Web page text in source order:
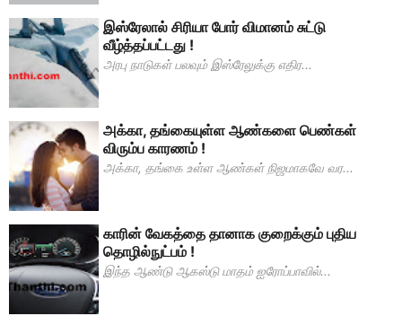
இஸ்ரேலால் சிரியா போர் விமானம் சுட்டு
வீழ்த்தப்பட்டது !
அரபு நாடுகள் பலவும் இஸ்ரேலுக்கு எதிர...
அக்கா, தங்கையுள்ள ஆண்களை பெண்கள்
விரும்ப காரணம் !
அக்கா, தங்கை உள்ள ஆண்கள் நிஜமாகவே வர...
காரின் வேகத்தை தானாக குறைக்கும் புதிய
தொழில்நுட்பம் !
இந்த ஆண்டு ஆகஸ்டு மாதம் ஐரோப்பாவில்...